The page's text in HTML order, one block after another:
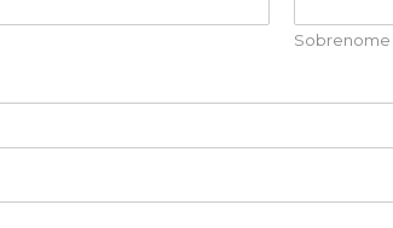
Sobrenome